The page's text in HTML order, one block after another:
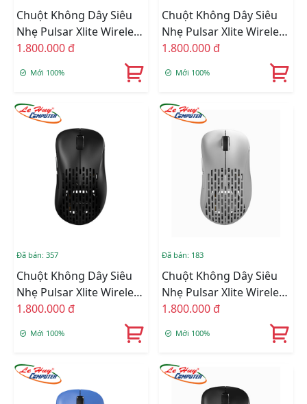
Chuột Không Dây Siêu
Nhẹ Pulsar Xlite Wireless
V2 Mini White
1.800.000 đ
Mới 100%
Chuột Không Dây Siêu
Nhẹ Pulsar Xlite Wireless
V2 Competition Mini
1.800.000 đ
Mới 100%
Đã bán: 357
Chuột Không Dây Siêu
Nhẹ Pulsar Xlite Wireless
V2 Mini Black
1.800.000 đ
Mới 100%
Đã bán: 183
Chuột Không Dây Siêu
Nhẹ Pulsar Xlite Wireless
V2 White
1.800.000 đ
Mới 100%